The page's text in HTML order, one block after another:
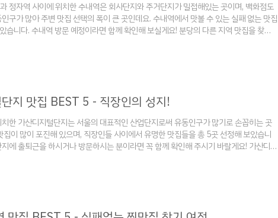
정자역 사이에 위치한 수내역은 회사단지와 주거단지가 밀접해있는 곳이며, 백화점도
구가 많아 주변 맛집 선택의 폭이 큰 곳인데요. 수내역에서 맛볼 수 있는 실패 없는 맛집
습니다. 수내역 방문 예정이라면 함께 확인해 보실게요! 분당의 다른 지역 맛집을 찾고
맛집 찾기 여정 분당에서 맛집이 많은 지역을 꼽자면 역시 서현역이 아닐 수 없는데요.
지 맛집 BEST 5 - 직장인의 성지!
한 가산디지털단지는 서울의 대표적인 산업단지로써 유동인구가 많기로 손꼽히는 곳
집이 많이 포진해 있으며, 직장인들 사이에서 유명한 맛집들을 총 5곳 선정해 보았습니
에 출퇴근을 하시거나 방문하시는 분이라면 꼭 함께 확인해 주시기 바랄게요! 가산디지
5 - 빅데이터 기반 맛집 랭킹 구로구는 주거지와 산업단지가 공존하며 동네 맛집